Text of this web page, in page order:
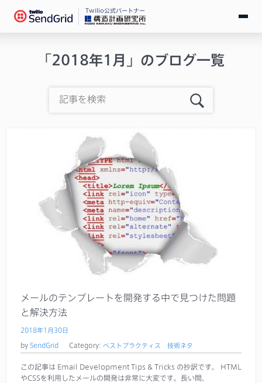
Twilio公式パートナー
お役立ち情報
「2018年1月」のブログ一覧
メールのテンプレートを開発する中で見つけた問題
と解決方法
2018年1月30日
by SendGrid Category: ベストプラクティス 技術ネタ
この記事は Email Development Tips & Tricks の抄訳です。 HTML
やCSSを利用したメールの開発は非常に大変です。長い間、